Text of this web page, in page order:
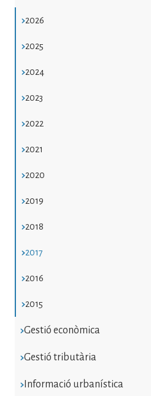
2026
2025
2024
2023
2022
2021
2020
2019
2018
2017
2016
2015
Gestió econòmica
Gestió tributària
Informació urbanística